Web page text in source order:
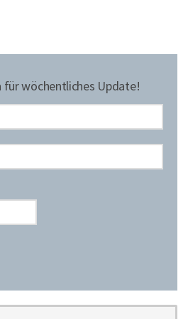
wöchentliches Update!